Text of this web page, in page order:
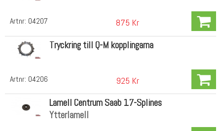
Artnr: 04207 875 Kr
Artnr: 04206
Tryckring till Q-M kopplingarna
925 Kr
Lamell Centrum Saab 17-Splines
Ytterlamell